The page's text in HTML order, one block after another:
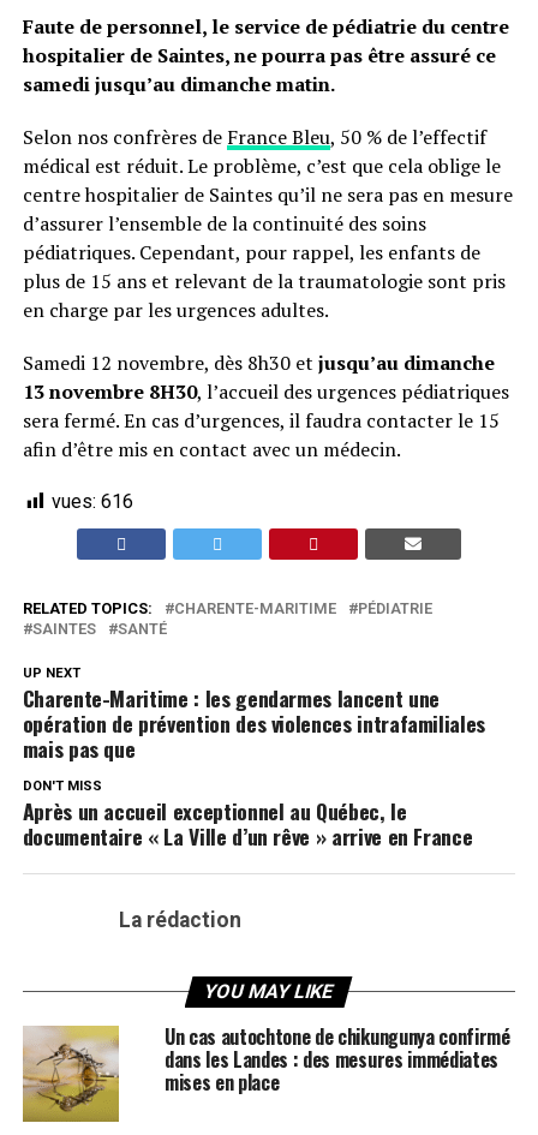
Faute de personnel, le service de pédiatrie du centre
hospitalier de Saintes, ne pourra pas être assuré ce
samedi jusqu’au dimanche matin.
Selon nos confrères de France Bleu, 50 % de l’effectif
médical est réduit. Le problème, c’est que cela oblige le
centre hospitalier de Saintes qu’il ne sera pas en mesure
d’assurer l’ensemble de la continuité des soins
pédiatriques. Cependant, pour rappel, les enfants de
plus de 15 ans et relevant de la traumatologie sont pris
en charge par les urgences adultes.
Samedi 12 novembre, dès 8h30 et jusqu’au dimanche
13 novembre 8H30, l’accueil des urgences pédiatriques
sera fermé. En cas d’urgences, il faudra contacter le 15
afin d’être mis en contact avec un médecin.
vues: 616
RELATED TOPICS: CHARENTE-MARITIME
PÉDIATRIE
SAINTES
SANTÉ
UP NEXT
Charente-Maritime : les gendarmes lancent une
opération de prévention des violences intrafamiliales
mais pas que
DON'T MISS
Après un accueil exceptionnel au Québec, le
documentaire « La Ville d’un rêve » arrive en France
La rédaction
YOU MAY LIKE
Un cas autochtone de chikungunya confirmé
dans les Landes : des mesures immédiates
mises en place